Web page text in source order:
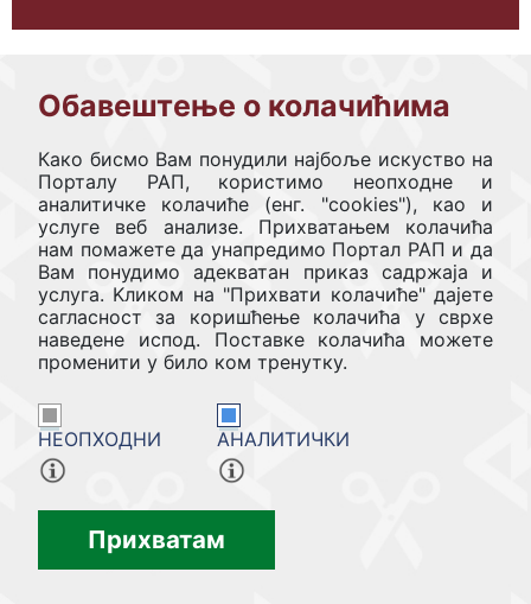
Детаљи поступка у регистру се могу прегледати
keyboard_arrow_up Врати се на врх странице
неефикасних прописа можете поднети овде.
Обавештење о колачићима
Како бисмо Вам понудили најбоље искуство на
Порталу РАП, користимо неопходне и
аналитичке колачиће (енг. "cookies"), као и
услуге веб анализе. Прихватањем колачића
нам помажете да унапредимо Портал РАП и да
Вам понудимо адекватан приказ садржаја и
услуга. Kликом на "Прихвати колачиће" дајете
сагласност за коришћење колачића у сврхе
наведене испод. Поставке колачића можете
променити у било ком тренутку.
НЕОПХОДНИ АНАЛИТИЧКИ
Прихватам